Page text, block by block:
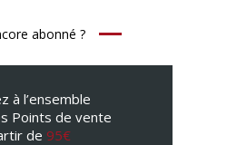
abonné ?
à l’ensemble
Points de vente
de 95€